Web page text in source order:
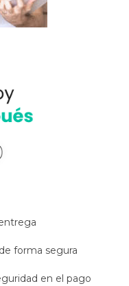
forma segura
en el pago